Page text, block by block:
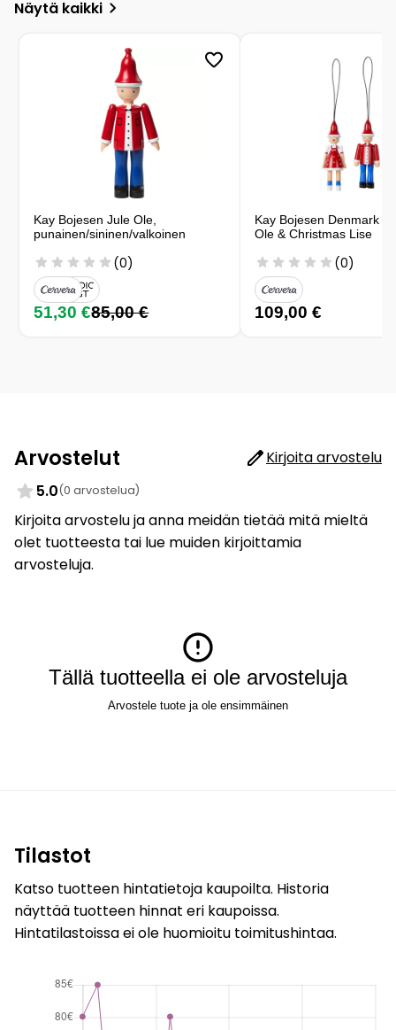
Näytä kaikki
Kay Bojesen Jule Ole,
punainen/sininen/valkoinen
(0)
51,30 €85,00 €
Kay Bojesen Denmark -
Ole & Christmas Lise
(0)
109,00 €
Arvostelut
Kirjoita arvostelu
5.0(0 arvostelua)
Kirjoita arvostelu ja anna meidän tietää mitä mieltä
olet tuotteesta tai lue muiden kirjoittamia
arvosteluja.
Tällä tuotteella ei ole arvosteluja
Arvostele tuote ja ole ensimmäinen
Tilastot
Katso tuotteen hintatietoja kaupoilta. Historia
näyttää tuotteen hinnat eri kaupoissa.
Hintatilastoissa ei ole huomioitu toimitushintaa.